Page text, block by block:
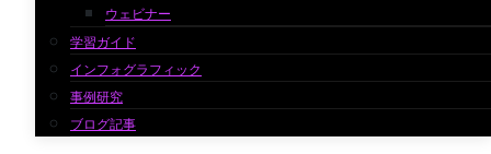
ウェビナー
学習ガイド
インフォグラフィック
事例研究
ブログ記事